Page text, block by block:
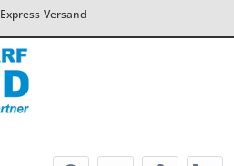
Express-Versand